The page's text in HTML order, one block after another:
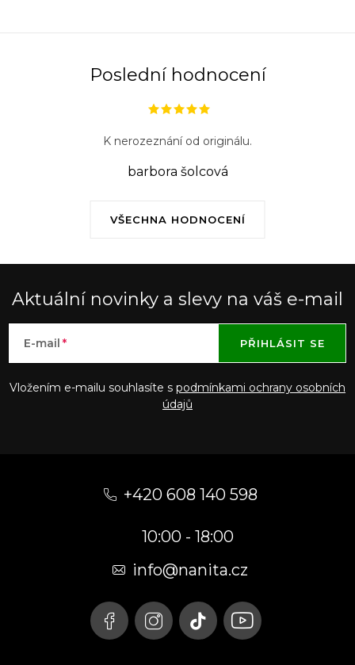
Poslední hodnocení
VŠECHNA HODNOCENÍ
K nerozeznání od originálu.
barbora šolcová
Aktuální novinky a slevy na váš e-mail
E-mail
Vložením e-mailu souhlasíte s podmínkami ochrany osobních
údajů
PŘIHLÁSIT SE
+420 608 140 598
10:00 - 18:00
info@nanita.cz